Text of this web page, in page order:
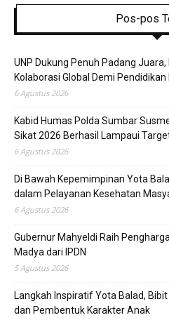
Pos-pos
UNP Dukung Penuh Padang
Kolaborasi Global Demi
6 Agustus 2026
Kabid Humas Polda Sumbar
Sikat 2026 Berhasil Lampaui
6 Agustus 2026
Di Bawah Kepemimpinan Yota
dalam Pelayanan Kesehatan
6 Agustus 2026
Gubernur Mahyeldi Raih
Madya dari IPDN
5 Agustus 2026
Langkah Inspiratif Yota Balad,
dan Pembentuk Karakter Anak